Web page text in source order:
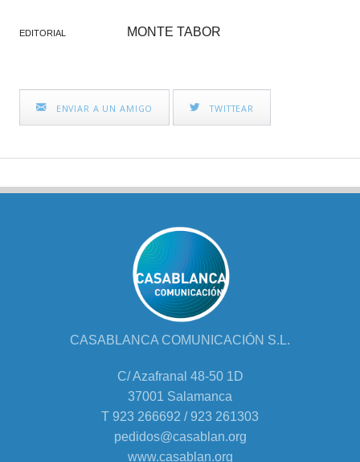
EDITORIAL MONTE TABOR
ENVIAR A UN AMIGO TWITTEAR
CASABLANCA COMUNICACIÓN S.L.
C/ Azafranal 48-50 1D
37001 Salamanca
T 923 266692 / 923 261303
pedidos@casablan.org
www.casablan.org